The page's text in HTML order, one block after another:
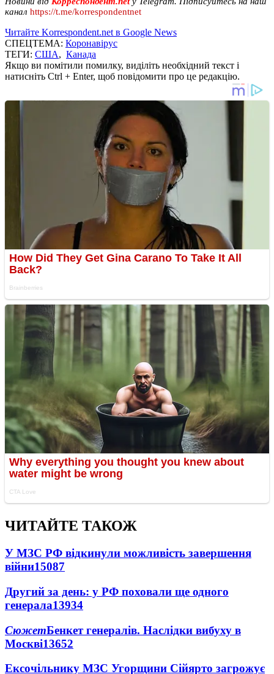
канал https://t.me/korrespondentnet
Читайте Korrespondent.net в Google News
СПЕЦТЕМА: Коронавірус
ТЕГИ: США, Канада
Якщо ви помітили помилку, виділіть необхідний текст і
натисніть Ctrl + Enter, щоб повідомити про це редакцію.
ЧИТАЙТЕ ТАКОЖ
У МЗС РФ відкинули можливість завершення
війни15087
Другий за день: у РФ поховали ще одного
генерала13934
СюжетБенкет генералів. Наслідки вибуху в
Москві13652
Ексочільнику МЗС Угорщини Сійярто загрожує